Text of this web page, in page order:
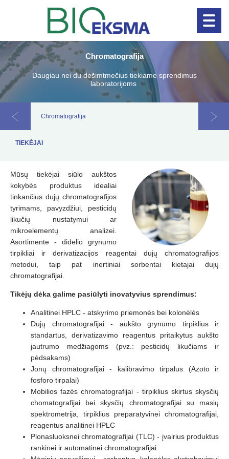
Chromatografija
Daugiau nei du dešimtmečius tiekiame sprendimus
laboratorijoms
Chromatografija
TIEKĖJAI
Mūsų tiekėjai siūlo aukštos
kokybės produktus idealiai
tinkančius dujų chromatografijos
tyrimams, pavyzdžiui, pesticidų
likučių nustatymui ar
mikroelementų analizei.
Asortimente - didelio grynumo
tirpikliai ir derivatizacijos reagentai dujų chromatografijos
metodui, taip pat inertiniai sorbentai kietajai dujų
chromatografijai.
Tikėjų dėka galime pasiūlyti inovatyvius sprendimus:
Analitinei HPLC - atskyrimo priemonės bei kolonėlės
Dujų chromatografijai - aukšto grynumo tirpiklius ir
standartus, derivatizavimo reagentus pritaikytus aukšto
jautrumo medžiagoms (pvz.: pesticidų likučiams ir
pėdsakams)
Jonų chromatografijai - kalibravimo tirpalus (Azoto ir
fosforo tirpalai)
Mobilios fazės chromatografijai - tirpiklius skirtus skysčių
chomatografijai bei skysčių chromatografijai su masių
spektrometrija, tirpiklius preparatyvinei chromatografijai,
reagentus analitinei HPLC
Plonasluoksnei chromatografijai (TLC) - įvairius produktus
rankinei ir automatinei chromatografijai
Naujienos! Klinikinė